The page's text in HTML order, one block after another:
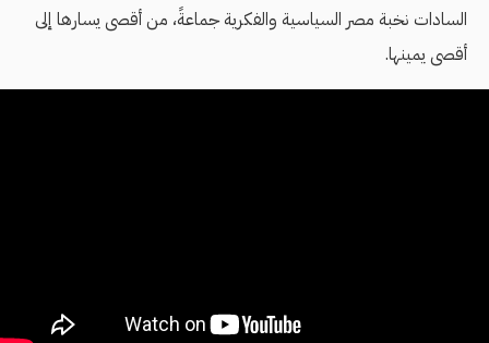
السادات نخبة مصر السياسية والفكرية جماعةً، من أقصى يسارها إلى
أقصى يمينها.